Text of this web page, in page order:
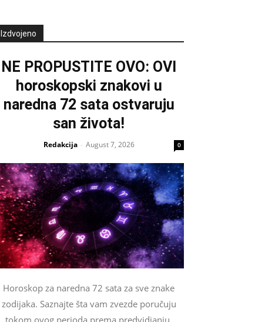
Izdvojeno
NE PROPUSTITE OVO: OVI
horoskopski znakovi u
naredna 72 sata ostvaruju
san života!
Redakcija - August 7, 2026 0
Horoskop za naredna 72 sata za sve znake
zodijaka. Saznajte šta vam zvezde poručuju